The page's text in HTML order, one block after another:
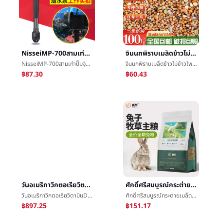
NisseiMP-700สามเท่าปั๊มจุ่มกรองปั๊มMuteพิพิธภัณฑ์สัตว์น้ำพิพิธภัณฑ์สัตว์น้ำวงจรæ°´ปั๊มปลากล่องกรองปั๊ม
NisseiMP-700สามเท่าปั๊มจุ่มกรองปั๊มMuteพิพิธภัณฑ์สัตว์น้ำพิพิธภัณฑ์สัตว์น้ำวงจรæ°´ปั๊มปลากล่องกรองปั๊ม
฿87.30
จินนกพิราบเมล็ดข้าวไม่ข้าวโพดนกพิราบเมล็ดข้าวอาหารอาหารการกินให้อาหารนกอาหารè§èµนกพิราบèนกพิราบเด็กนกพิราบกลายเป็นนกพิราบเมล็ดข้าว
จินนกพิราบเมล็ดข้าวไม่ข้าวโพดนกพิราบเมล็ดข้าวอาหารอาหารการกินให้อาหารนกอาหารè§èµนกพิราบèนกพิราบเด็กนกพิราบกลายเป็นนกพิราบเมล็ดข้าว
฿60.43
วันอเมริกาวิกตอเรียวิตามินD3แสงแดดVD650เมล็ดข้าวประเทศสหรัฐอเมริกานำเข้าผู้ใหญ่ในสูงอายุเสริมเม็ดแคลเซียม
วันอเมริกาวิกตอเรียวิตามินD3แสงแดดVD650เมล็ดข้าวประเทศสหรัฐอเมริกานำเข้าผู้ใหญ่ในสูงอายุเสริมเม็ดแคลเซียม
฿897.25
ศักดิ์ศรีสมบูรณ์กระต่ายเมล็ดข้าวทิโมธีเมล็ดข้าวกลายเป็นเด็กกระต่ายให้อาหารหมูกินีอาหารการกินเมล็ดข้าวé£คนเลี้ยงแกะนี้เมล็ดข้าวä¸»เมล็ดข้าวจิน
ศักดิ์ศรีสมบูรณ์กระต่ายเมล็ดข้าวทิโมธีเมล็ดข้าวกลายเป็นเด็กกระต่ายให้อาหารหมูกินีอาหารการกินเมล็ดข้าวé£คนเลี้ยงแกะนี้เมล็ดข้าวä¸»เมล็ดข้าวจิน
฿151.17